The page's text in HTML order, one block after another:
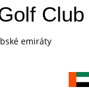
Club
emiráty